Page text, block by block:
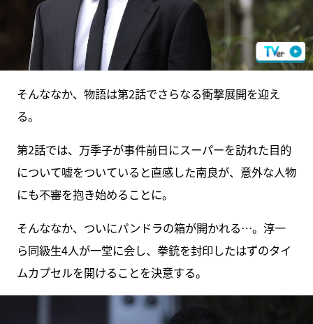
そんななか、物語は第2話でさらなる衝撃展開を迎え
る。
第2話では、万季子が事件前日にスーパーを訪れた目的
について嘘をついていると直感した南良が、意外な人物
にも不審を抱き始めることに。
そんななか、ついにパンドラの箱が開かれる…。淳一
ら同級生4人が一堂に会し、拳銃を封印したはずのタイ
ムカプセルを開けることを決意する。